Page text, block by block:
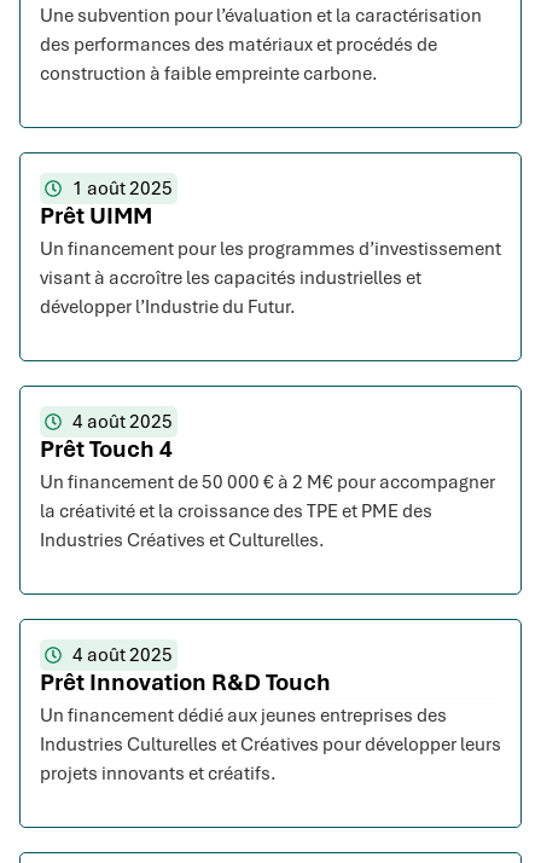
Une subvention pour l’évaluation et la caractérisation
des performances des matériaux et procédés de
construction à faible empreinte carbone.
1 août 2025
Prêt UIMM
Un financement pour les programmes d’investissement
visant à accroître les capacités industrielles et
développer l’Industrie du Futur.
4 août 2025
Prêt Touch 4
Un financement de 50 000 € à 2 M€ pour accompagner
la créativité et la croissance des TPE et PME des
Industries Créatives et Culturelles.
4 août 2025
Prêt Innovation R&D Touch
Un financement dédié aux jeunes entreprises des
Industries Culturelles et Créatives pour développer leurs
projets innovants et créatifs.